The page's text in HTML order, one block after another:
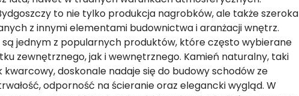
to nie tylko produkcja nagrobków, ale także szeroka
z innymi elementami budownictwa i aranżacji wnętrz.
są jednym z popularnych produktów, które często wybierane
zewnętrznego, jak i wewnętrznego. Kamień naturalny, taki
kwarcowy, doskonale nadaje się do budowy schodów ze
odporność na ścieranie oraz elegancki wygląd. W